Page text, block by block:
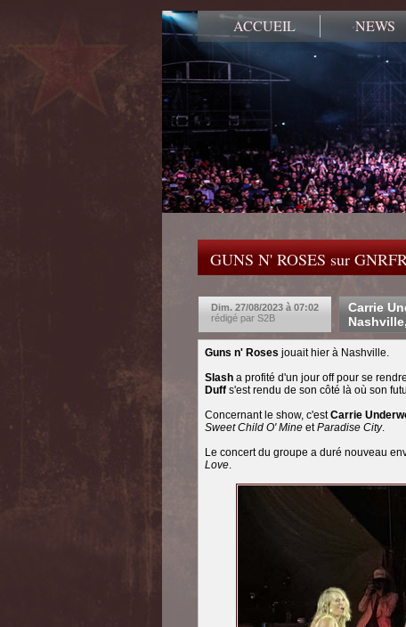
ACCUEIL NEWS
GUNS N' ROSES sur
Dim. 27/08/2023 à 07:02
rédigé par S2B
Carrie
Guns n' Roses jouait hier à Nashville.
Slash a profité d'un jour off pour se
Duff s'est rendu de son côté là où son
Concernant le show, c'estCarrie
Sweet Child O' Mine etParadise City.
Le concert du groupe a duré nouveau
Love.